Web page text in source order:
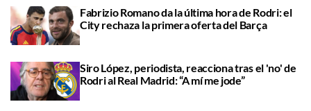
Fabrizio Romano da la última hora de Rodri: el
City rechaza la primera oferta del Barça
Siro López, periodista, reacciona tras el 'no' de
Rodri al Real Madrid: “A mí me jode”